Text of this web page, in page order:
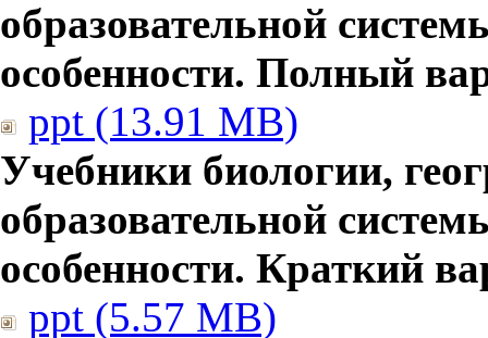
образовательной
особенности. Полный
ppt (13.91 MB)
Учебники биологии,
образовательной
особенности. Краткий
ppt (5.57 MB)